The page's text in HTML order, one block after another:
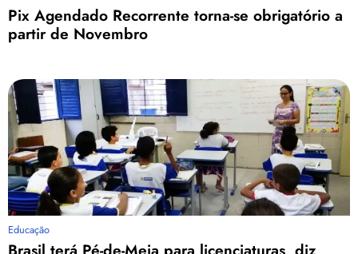
Pix Agendado Recorrente torna-se obrigatório a
partir de Novembro
Educação